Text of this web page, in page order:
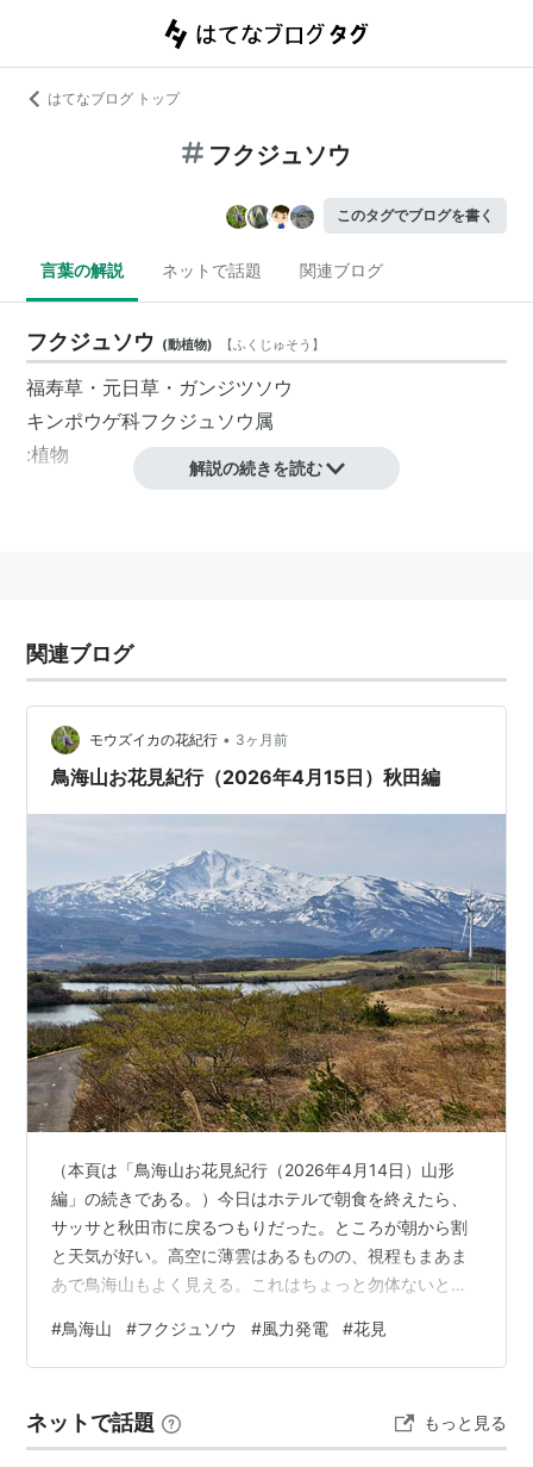
はてなブログ トップ
フクジュソウ
このタグでブログを書く
言葉の解説 ネットで話題 関連ブログ
フクジュソウ (動植物) 【ふくじゅそう 】
福寿草・元日草・ガンジツソウ
キンポウゲ科フクジュソウ属
:植物
解説の続きを読む
関連ブログ
モウズイカの花紀行 • 3ヶ月前
鳥海山お花見紀行（2026年4月15日）秋田編
（本頁は「鳥海山お花見紀行（2026年4月14日）山形
編」の続きである。）今日はホテルで朝食を終えたら、
サッサと秋田市に戻るつもりだった。ところが朝から割
と天気が好い。高空に薄雲はあるものの、視程もまあま
あで鳥海山もよく見える。これはちょっと勿体ないと思
帰ることにした。まずはにかほ市平沢から東にある仁賀
保高原に上がってみる。土田牧場の南に行くと、鳥海山
がいっぱい立っている。鳥海山を撮影するとき、私は極
力それを避けているが、わざと入れる人も居るかもしれ
#鳥海山 #フクジュソウ #風力発電 #花見
ネットで話題 もっと見る